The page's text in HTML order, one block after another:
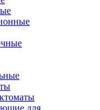
для